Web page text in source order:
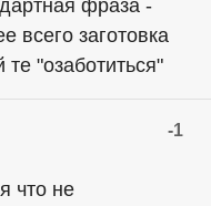
фраза -
всего заготовка
"озаботиться"
-1
что не